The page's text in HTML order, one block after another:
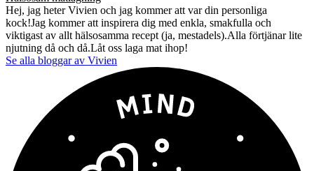
Hej, jag heter Vivien och jag kommer att var din personliga
kock!Jag kommer att inspirera dig med enkla, smakfulla och
viktigast av allt hälsosamma recept (ja, mestadels).Alla förtjänar lite
njutning då och då.Låt oss laga mat ihop!
Se alla bloggar av Vivien